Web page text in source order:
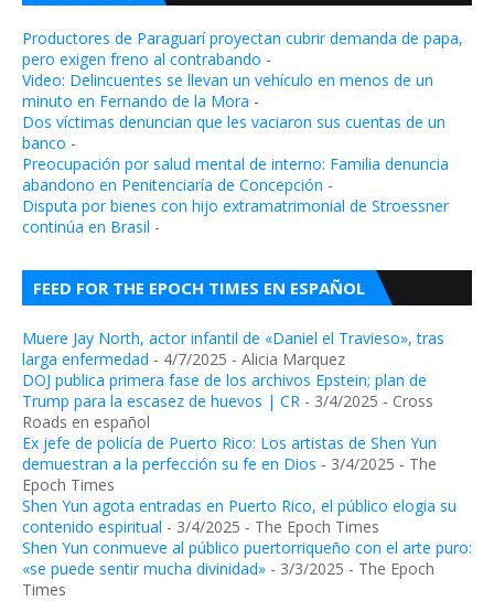
Productores de Paraguarí proyectan cubrir demanda de papa,
pero exigen freno al contrabando -
Video: Delincuentes se llevan un vehículo en menos de un
minuto en Fernando de la Mora -
Dos víctimas denuncian que les vaciaron sus cuentas de un
banco -
Preocupación por salud mental de interno: Familia denuncia
abandono en Penitenciaría de Concepción -
Disputa por bienes con hijo extramatrimonial de Stroessner
continúa en Brasil -
FEED FOR THE EPOCH TIMES EN ESPAÑOL
Muere Jay North, actor infantil de «Daniel el Travieso», tras
larga enfermedad - 4/7/2025 - Alicia Marquez
DOJ publica primera fase de los archivos Epstein; plan de
Trump para la escasez de huevos | CR - 3/4/2025 - Cross
Roads en español
Ex jefe de policía de Puerto Rico: Los artistas de Shen Yun
demuestran a la perfección su fe en Dios - 3/4/2025 - The
Epoch Times
Shen Yun agota entradas en Puerto Rico, el público elogia su
contenido espiritual - 3/4/2025 - The Epoch Times
Shen Yun conmueve al público puertorriqueño con el arte puro:
«se puede sentir mucha divinidad» - 3/3/2025 - The Epoch
Times